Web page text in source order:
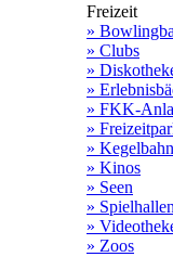
Freizeit
»
» Clubs
»
»
» FKK-
»
»
» Kinos
» Seen
»
»
» Zoos